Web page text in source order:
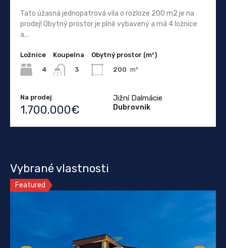
Tato úžasná jednopatrová vila o rozloze 200 m2 je na
prodej! Obytný prostor je plně vybavený a má 4 ložnice
a...
Ložnice
4
Koupelna
3
Obytný prostor (m²)
200 m²
Na prodej
1.700.000€
Jižní Dalmácie
Dubrovnik
Vybrané vlastnosti
Featured